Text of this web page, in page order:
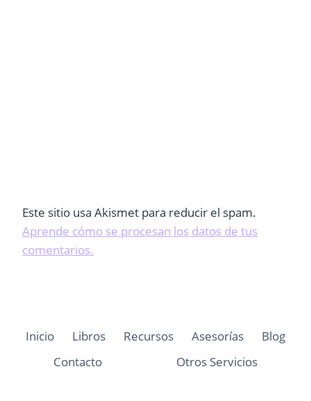
Este sitio usa Akismet para reducir el spam.
Aprende cómo se procesan los datos de tus
comentarios.
Inicio Libros Recursos Asesorías
Blog
Contacto
Otros Servicios